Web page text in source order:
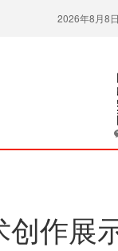
2026年8月8
创作展